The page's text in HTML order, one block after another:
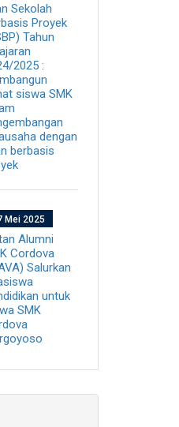
Sekolah
Proyek
Tahun
2025 :
siswa SMK
dengan
berbasis
Mei 2025
Alumni
Cordova
Salurkan
untuk
SMK